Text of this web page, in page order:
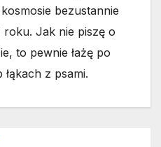
bezustannie
roku. Jak nie piszę o
to pewnie łażę po
łąkach z psami.